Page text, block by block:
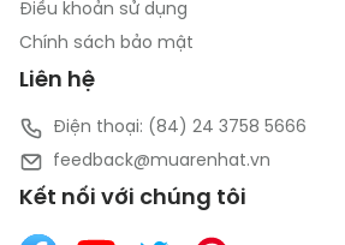
Thiết kế tiện lợi, dễ sử dụng
Điều khoản sử dụng
Chính sách bảo mật
Liên hệ
Điện thoại: (84) 24 3758 5666
feedback@muarenhat.vn
Kết nối với chúng tôi